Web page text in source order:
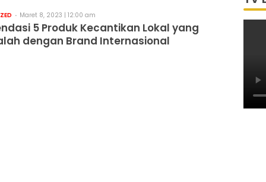
Maret 8, 2023 | 12:00 am
5 Produk Kecantikan Lokal yang
dengan Brand Internasional